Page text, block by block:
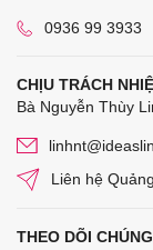
0936 99 3933
CHỊU TRÁCH
Bà Nguyễn Thùy
Liên hệ
THEO DÕI